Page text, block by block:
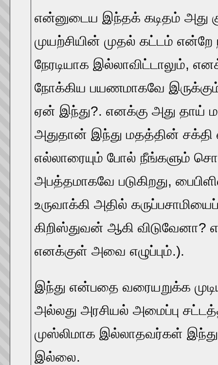
என்னுடைய இந்தக் கடிதம் அது
முயற்சியின் முதல் கட்டம்
நேரடியாக இல்லாவிட்டாலும்,
நோக்கிய பயணமாகவே
ஏன் இந்து?. எனக்கு அது தாய்
அதுதான் இந்து மதத்தின் சக்தி
எல்லாரையும் போல் நீங்களும்
அபத்தமாகவே படுகிறது,
உருவாக்கி அதில்
கிறிஸ்துவன் ஆகி
எனக்குள் அவை எழுப்பும்.).
இந்து என்பதை வரையறுக்க
அல்லது அரசியல் அமைப்பு
முஸ்லிமாக இல்லாதவர்கள்
இல்லை.